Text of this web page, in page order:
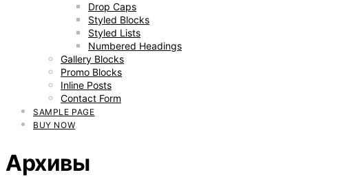
Drop Caps
Styled Blocks
Styled Lists
Numbered Headings
Gallery Blocks
Promo Blocks
Inline Posts
Contact Form
SAMPLE PAGE
BUY NOW
Архивы